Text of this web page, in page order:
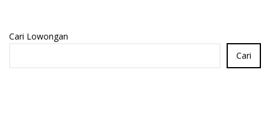
Cari Lowongan
Cari